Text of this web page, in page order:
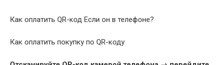
Как оплатить QR-код Если он в телефоне?
Как оплатить покупку по QR-коду